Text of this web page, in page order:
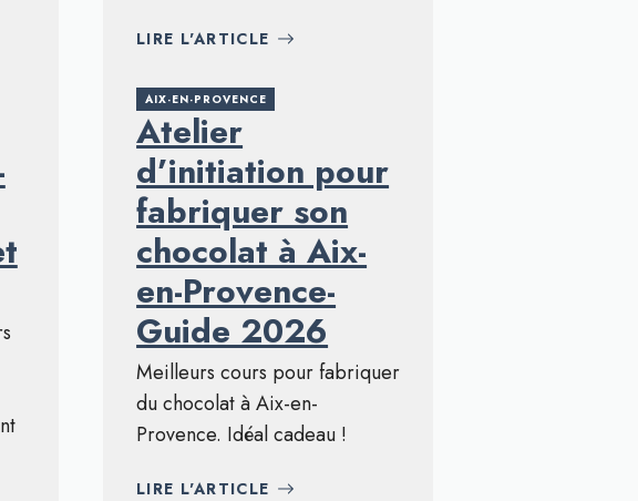
LIRE L'ARTICLE
AIX-EN-PROVENCE
Atelier
d’initiation pour
fabriquer son
chocolat à Aix-
en-Provence-
Guide 2026
Meilleurs cours pour fabriquer
du chocolat à Aix-en-
Provence. Idéal cadeau !
LIRE L'ARTICLE